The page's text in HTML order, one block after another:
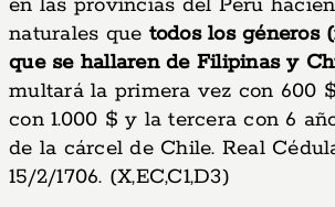
en las provincias del Perú
naturales que todos los géneros
que se hallaren de Filipinas y
multará la primera vez con 600
con 1.000 $ y la tercera con 6
de la cárcel de Chile. Real
15/2/1706. (X,EC,C1,D3)